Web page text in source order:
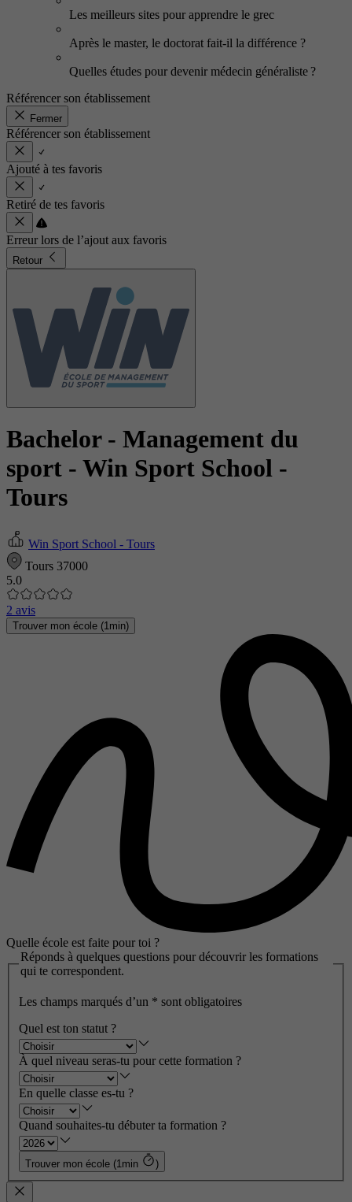
Les meilleurs sites pour apprendre le grec
Après le master, le doctorat fait-il la différence ?
Quelles études pour devenir médecin généraliste ?
Référencer son établissement
Fermer
Référencer son établissement
Ajouté à tes favoris
Retiré de tes favoris
Erreur lors de l’ajout aux favoris
Retour
Bachelor - Management du
sport - Win Sport School -
Tours
Win Sport School - Tours
Tours 37000
5.0
2 avis
Trouver mon école (1min)
Quelle école est faite pour toi ?
Réponds à quelques questions pour découvrir les formations
qui te correspondent.
Les champs marqués d’un * sont obligatoires
Quel est ton statut ?
À quel niveau seras-tu pour cette formation ?
En quelle classe es-tu ?
Quand souhaites-tu débuter ta formation ?
Trouver mon école (1min )